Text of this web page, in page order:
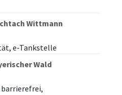
Wittmann
e-Tankstelle
Wald